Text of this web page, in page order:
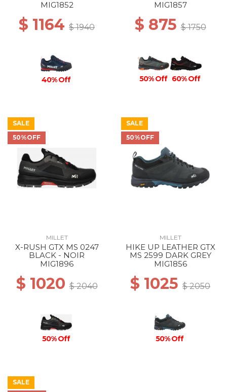
MIG1852
$ 1164 $ 1940
40% Off
MIG1857
$ 875$ 1750
50% Off 60% Off
SALE
50%OFF
MILLET
X-RUSH GTX MS 0247
BLACK - NOIR
MIG1896
$ 1020$ 2040
50% Off
SALE
50%OFF
MILLET
HIKE UP LEATHER GTX
MS 2599 DARK GREY
MIG1856
$ 1025 $ 2050
50% Off
SALE